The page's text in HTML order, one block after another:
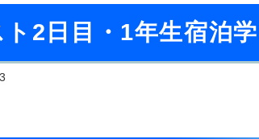
2日目・1年生宿泊